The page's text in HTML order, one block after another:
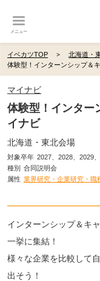
メニュー
イベカツTOP
北海道・
体験型！インターンシップ＆
マイナビ
体験型！インタ
イナビ
北海道・東北会場
対象卒年 2027、2028、2029
種別 合同説明会
属性 業界研究・企業研究・職
インターンシップ＆キ
一挙に集結！
様々な企業を比較して
出そう！